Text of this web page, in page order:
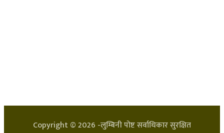
Copyright ©2026 -लुम्बिनी पोष्ट सर्वाधिकार सुरक्षित